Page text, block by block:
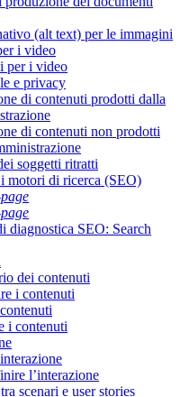
(alt text) per le immagini
i video
per i video
e privacy
di contenuti prodotti dalla
di contenuti non prodotti
soggetti ritratti
motori di ricerca (SEO)
diagnostica SEO: Search
dei contenuti
i contenuti
i contenuti
l’interazione
scenari e user stories